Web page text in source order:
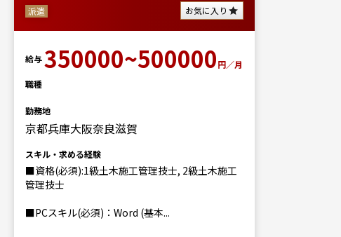
派遣 お気に入り
給与350000~500000円／月
職種
勤務地
京都兵庫大阪奈良滋賀
スキル・求める経験
■資格(必須):1級土木施工管理技士, 2級土木施工
管理技士
■PCスキル(必須)：Word (基本...